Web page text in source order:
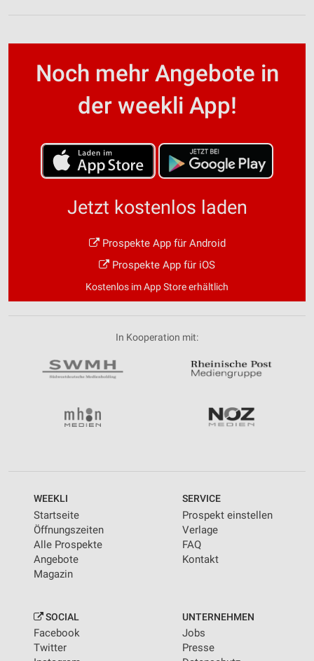
Noch mehr Angebote in
der weekli App!
Jetzt kostenlos laden
Prospekte App für Android
Prospekte App für iOS
Kostenlos im App Store erhältlich
In Kooperation mit:
WEEKLI
Startseite
Öffnungszeiten
Alle Prospekte
Angebote
Magazin
SERVICE
Prospekt einstellen
Verlage
FAQ
Kontakt
SOCIAL
Facebook
Twitter
UNTERNEHMEN
Jobs
Presse